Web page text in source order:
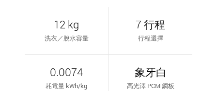
12 kg
洗衣／脫水容量
7 行程
行程選擇
0.0074
耗電量 kWh/kg
象牙白
高光澤 PCM 鋼板